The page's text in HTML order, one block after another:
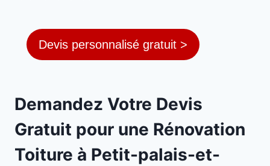
Devis personnalisé gratuit >
Demandez Votre Devis
Gratuit pour une Rénovation
Toiture à Petit-palais-et-